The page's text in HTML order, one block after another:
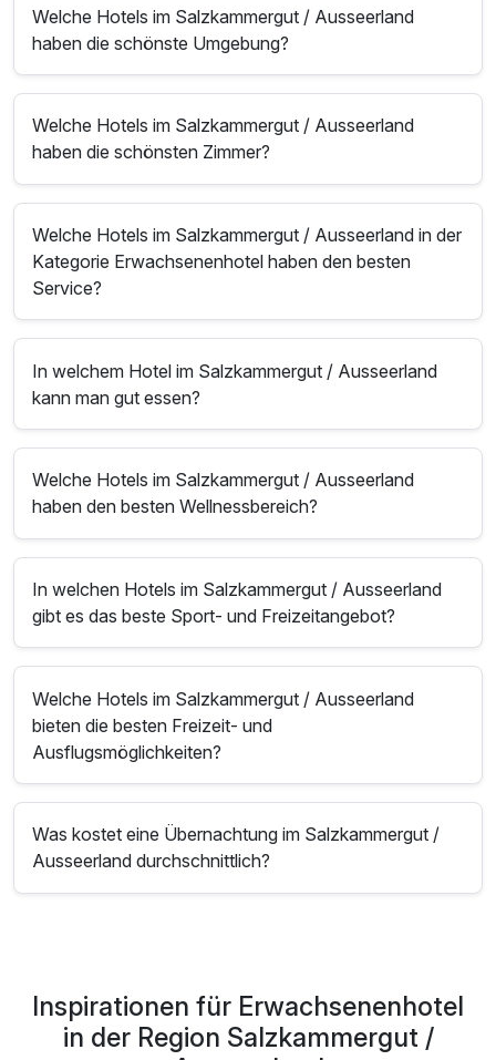
Welche Hotels im Salzkammergut / Ausseerland
haben die schönste Umgebung?
Welche Hotels im Salzkammergut / Ausseerland
haben die schönsten Zimmer?
Welche Hotels im Salzkammergut / Ausseerland in der
Kategorie Erwachsenenhotel haben den besten
Service?
In welchem Hotel im Salzkammergut / Ausseerland
kann man gut essen?
Welche Hotels im Salzkammergut / Ausseerland
haben den besten Wellnessbereich?
In welchen Hotels im Salzkammergut / Ausseerland
gibt es das beste Sport- und Freizeitangebot?
Welche Hotels im Salzkammergut / Ausseerland
bieten die besten Freizeit- und
Ausflugsmöglichkeiten?
Was kostet eine Übernachtung im Salzkammergut /
Ausseerland durchschnittlich?
Inspirationen für Erwachsenenhotel
in der Region Salzkammergut /